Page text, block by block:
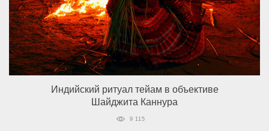
Индийский ритуал тейам в объективе
Шайджита Каннура
9 115